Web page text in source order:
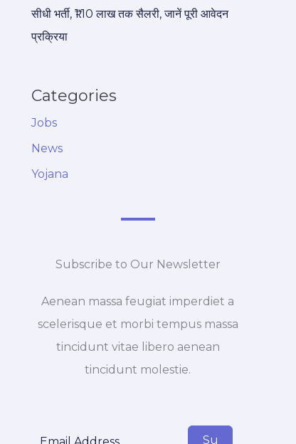
सीधी भर्ती, ₹1.10 लाख तक सैलरी, जानें पूरी आवेदन
प्रक्रिया
Categories
Jobs
News
Yojana
Subscribe to Our Newsletter
Aenean massa feugiat imperdiet a
scelerisque et morbi tempus massa
tincidunt vitae libero aenean
tincidunt molestie.
Su